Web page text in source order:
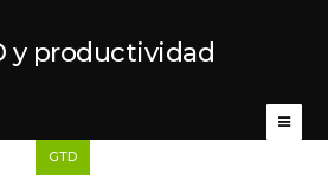
y productividad
GTD